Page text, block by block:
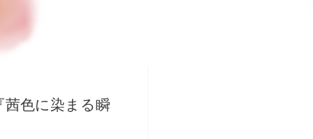
色に染まる瞬